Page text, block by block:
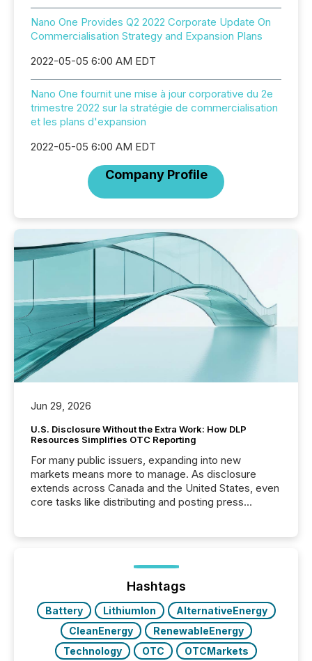
Nano One Provides Q2 2022 Corporate Update On
Commercialisation Strategy and Expansion Plans
2022-05-05 6:00 AM EDT
Nano One fournit une mise à jour corporative du 2e
trimestre 2022 sur la stratégie de commercialisation
et les plans d'expansion
2022-05-05 6:00 AM EDT
Company Profile
Jun 29, 2026
U.S. Disclosure Without the Extra Work: How DLP
Resources Simplifies OTC Reporting
For many public issuers, expanding into new
markets means more to manage. As disclosure
extends across Canada and the United States, even
core tasks like distributing and posting press
posting of its news simple. “They seamlessly post
our news on the OTC Markets site. I don’t even
have to think...
Hashtags
Battery LithiumIon
AlternativeEnergy
CleanEnergy
RenewableEnergy
Technology
OTC
OTCMarkets